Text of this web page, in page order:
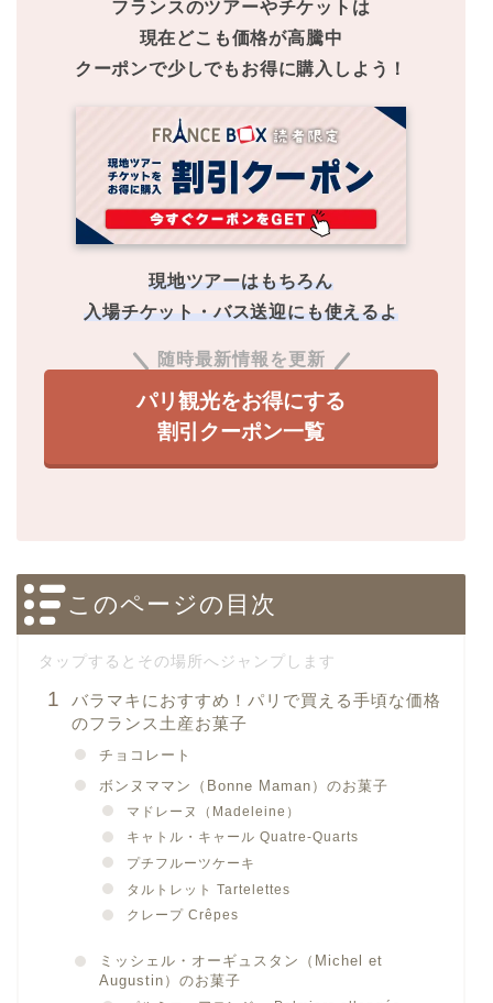
フランスのツアーやチケットは
現在どこも価格が高騰中
クーポンで少しでもお得に購入しよう！
現地ツアーはもちろん
入場チケット・バス送迎にも使えるよ
随時最新情報を更新
パリ観光をお得にする
割引クーポン一覧
このページの目次
バラマキにおすすめ！パリで買える手頃な価格
のフランス土産お菓子
チョコレート
ボンヌママン（Bonne Maman）のお菓子
マドレーヌ（Madeleine）
キャトル・キャール Quatre-Quarts
プチフルーツケーキ
タルトレット Tartelettes
クレープ Crêpes
ミッシェル・オーギュスタン（Michel et
Augustin）のお菓子